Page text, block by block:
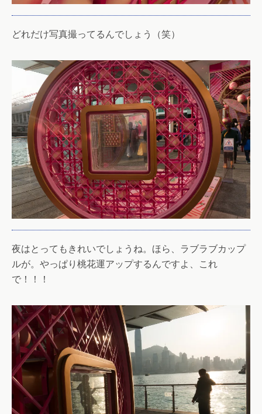
どれだけ写真撮ってるんでしょう（笑）
夜はとってもきれいでしょうね。ほら、ラブラブカップ
ルが。やっぱり桃花運アップするんですよ、これ
で！！！